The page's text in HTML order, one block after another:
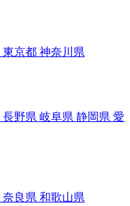
東京都 神奈川県
長野県 岐阜県 静岡県 愛
奈良県 和歌山県